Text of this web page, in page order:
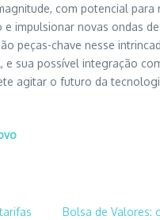
com potencial para
e impulsionar novas ondas
peças-chave nesse
e sua possível integração
agitar o futuro da
Bolsa de Valores: